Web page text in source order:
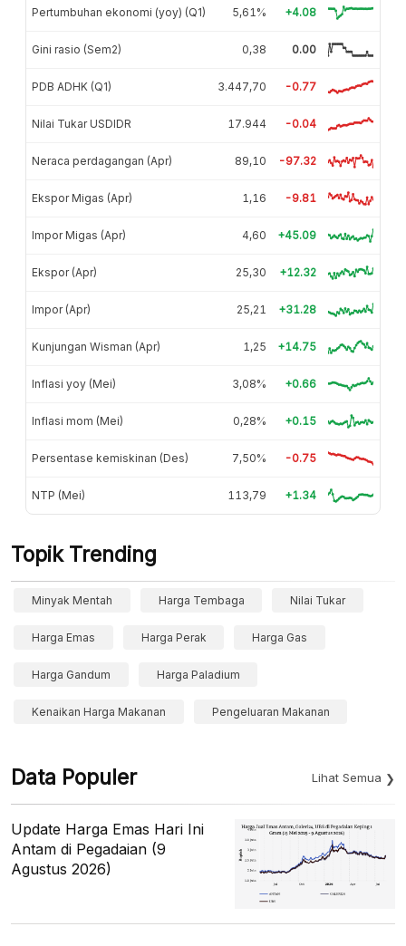
Pertumbuhan ekonomi (yoy) (Q1) 5,61% +4.08
Gini rasio (Sem2) 0,38 0.00
PDB ADHK (Q1) 3.447,70 -0.77
Nilai Tukar USDIDR 17.944 -0.04
Neraca perdagangan (Apr) 89,10 -97.32
Ekspor Migas (Apr) 1,16 -9.81
Impor Migas (Apr) 4,60 +45.09
Ekspor (Apr) 25,30 +12.32
Impor (Apr) 25,21 +31.28
Kunjungan Wisman (Apr) 1,25 +14.75
Inflasi yoy (Mei) 3,08% +0.66
Inflasi mom (Mei) 0,28% +0.15
Persentase kemiskinan (Des) 7,50% -0.75
NTP (Mei) 113,79 +1.34
Topik Trending
Minyak Mentah Harga Tembaga Nilai Tukar
Harga Emas Harga Perak Harga Gas
Harga Gandum Harga Paladium
Kenaikan Harga Makanan Pengeluaran Makanan
Data Populer Lihat Semua
Update Harga Emas Hari Ini
Antam di Pegadaian (9
Agustus 2026)